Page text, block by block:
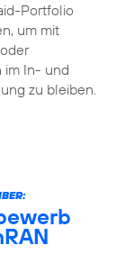
Portfolio
um mit
im In- und
zu bleiben.